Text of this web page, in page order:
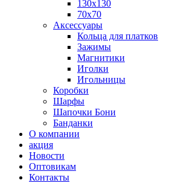
130x130
70х70
Аксессуары
Кольца для платков
Зажимы
Магнитики
Иголки
Игольницы
Коробки
Шарфы
Шапочки Бони
Банданки
О компании
акция
Новости
Оптовикам
Контакты